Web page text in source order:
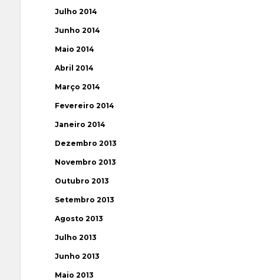
Julho 2014
Junho 2014
Maio 2014
Abril 2014
Março 2014
Fevereiro 2014
Janeiro 2014
Dezembro 2013
Novembro 2013
Outubro 2013
Setembro 2013
Agosto 2013
Julho 2013
Junho 2013
Maio 2013